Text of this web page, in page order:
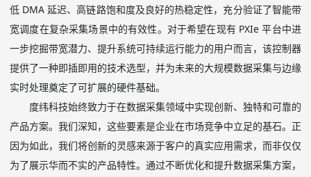
低 DMA延迟、高链路饱和度及良好的热稳定性，充分验证了智能带
宽调度在复杂采集场景中的有效性。对于希望在现有PXIe平台中进
一步挖掘带宽潜力、提升系统可持续运行能力的用户而言，该控制器
提供了一种即插即用的技术选型，并为未来的大规模数据采集与边缘
实时处理奠定了可扩展的硬件基础。
度纬科技始终致力于在数据采集领域中实现创新、独特和可靠的
产品方案。我们深知，这些要素是企业在市场竞争中立足的基石。正
因为如此，我们将创新的灵感来源于客户的真实应用需求，而非仅仅
为了展示华而不实的产品特性。通过不断优化和提升数据采集方案，